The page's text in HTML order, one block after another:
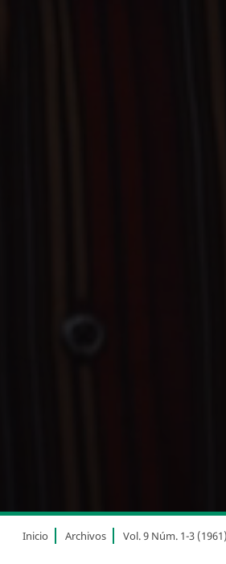
Inicio Archivos Vol. 9 Núm. 1-3 (1961)